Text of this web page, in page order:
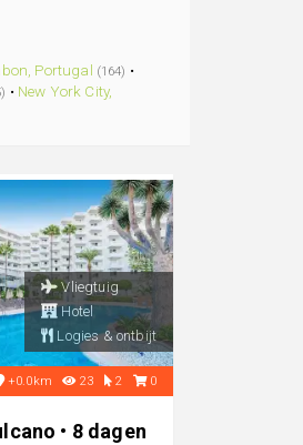
Portugal (164) •
• New York City,
Vliegtuig
Hotel
Logies & ontbijt
+0.0km 23 2 0
• 8 dagen